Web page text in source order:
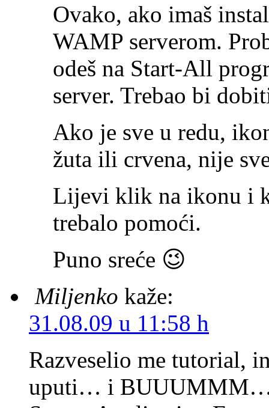
Ovako, ako imaš
WAMP serverom.
odeš na Start-All
server. Trebao bi
Ako je sve u redu,
žuta ili crvena, nije
Lijevi klik na ikonu i
trebalo pomoći.
Puno sreće 😉
Miljenko kaže:
31.08.09 u 11:58 h
Razveselio me tutorial,
uputi… i BUUUMMM…